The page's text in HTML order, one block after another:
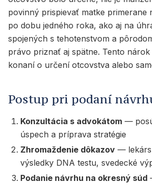
povinný prispievať matke primerane
po dobu jedného roka, ako aj na
spojených s tehotenstvom a
právo priznať aj spätne. Tento
konaní o určení otcovstva alebo
Postup pri podaní
Konzultácia s advokátom —
úspech a príprava stratégie
Zhromaždenie dôkazov —
výsledky DNA testu, svedecké
Podanie návrhu na okresný súd